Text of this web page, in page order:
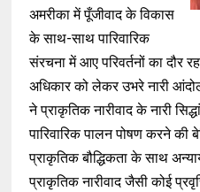
अमरीका में पूँजीवाद के विकास
के साथ-साथ पारिवारिक
संरचना में आए परिवर्तनों का दौर
अधिकार को लेकर उभरे नारी
ने प्राकृतिक नारीवाद के नारी
पारिवारिक पालन पोषण करने
प्राकृतिक बौद्धिकता के साथ
प्राकृतिक नारीवाद जैसी कोई